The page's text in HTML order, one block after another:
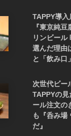
TAPPY導入
『東京純
リンビール
選んだ理由
と「飲み口」
次世代ビー
TAPPYの
ール注文の
も『呑み場
だ』